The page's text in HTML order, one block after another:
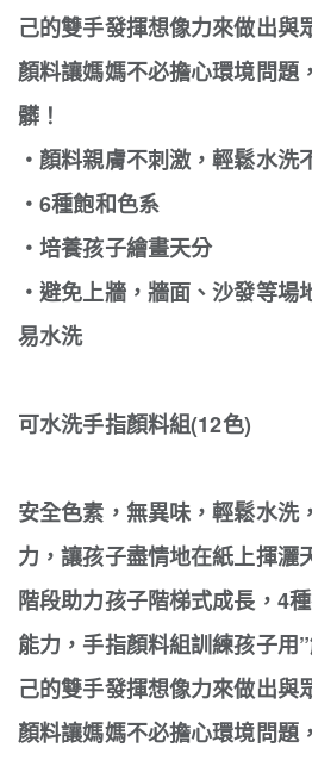
己的雙手發揮想像力來做出與
顏料讓媽媽不必擔心環境問題
髒！
‧顏料親膚不刺激，輕鬆水洗
‧6種飽和色系
‧培養孩子繪畫天分
‧避免上牆，牆面、沙發等場
易水洗
可水洗手指顏料組(12色)
安全色素，無異味，輕鬆水洗
力，讓孩子盡情地在紙上揮灑
階段助力孩子階梯式成長，4
能力，手指顏料組訓練孩子用
己的雙手發揮想像力來做出與
顏料讓媽媽不必擔心環境問題